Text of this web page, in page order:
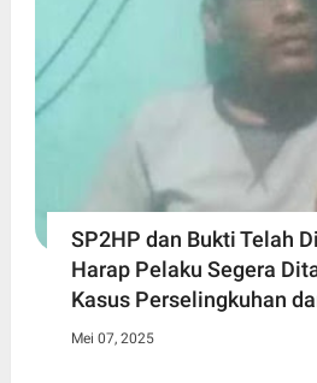
SP2HP dan Bukti Telah
Harap Pelaku Segera
Kasus Perselingkuhan
Mei 07, 2025